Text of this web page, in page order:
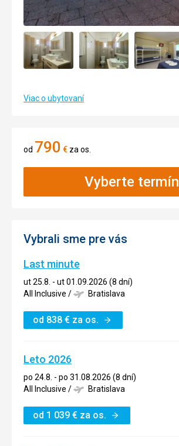
Viac o ubytovaní
od 790 € za os.
Vyberte termín
Vybrali sme pre vás
Last minute
ut 25.8. - ut 01.09.2026 (8 dní)
All Inclusive / Bratislava
od 838 € za os.
Leto 2026
po 24.8. - po 31.08.2026 (8 dní)
All Inclusive / Bratislava
od 1 039 € za os.